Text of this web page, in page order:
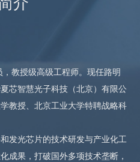
教授级高级工程师。现任路明
芯智慧光子科技（北京）有限公
教授、北京工业大学特聘战略科
发光芯片的技术研发与产业化工
成果，打破国外多项技术垄断，